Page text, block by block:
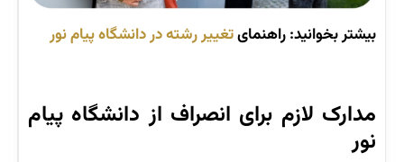
بیشتر بخوانید: راهنمایتغییر رشته در دانشگاه پیام نور
مدارک لازم برای انصراف از دانشگاه پیام
نور